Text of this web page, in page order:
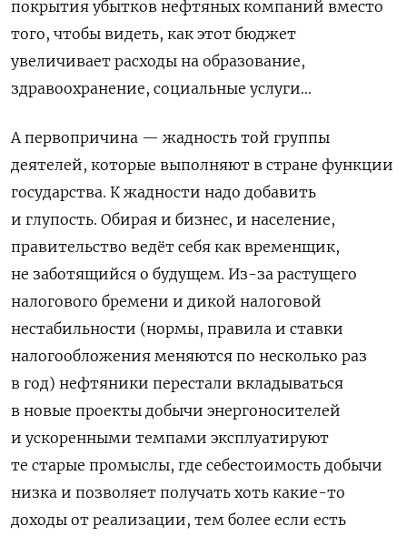
покрытия убытков нефтяных компаний вместо
того, чтобы видеть, как этот бюджет
увеличивает расходы на образование,
здравоохранение, социальные услуги…
А первопричина — жадность той группы
деятелей, которые выполняют в стране функции
государства. К жадности надо добавить
и глупость. Обирая и бизнес, и население,
правительство ведёт себя как временщик,
не заботящийся о будущем. Из-за растущего
налогового бремени и дикой налоговой
нестабильности (нормы, правила и ставки
налогообложения меняются по несколько раз
в год) нефтяники перестали вкладываться
в новые проекты добычи энергоносителей
и ускоренными темпами эксплуатируют
те старые промыслы, где себестоимость добычи
низка и позволяет получать хоть какие-то
доходы от реализации, тем более если есть